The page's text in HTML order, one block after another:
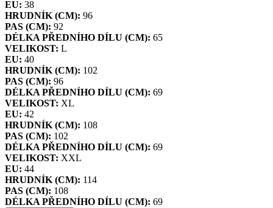
EU: 38
HRUDNÍK (CM): 96
PAS (CM): 92
DÉLKA PŘEDNÍHO DÍLU (CM): 65
VELIKOST: L
EU: 40
HRUDNÍK (CM): 102
PAS (CM): 96
DÉLKA PŘEDNÍHO DÍLU (CM): 69
VELIKOST: XL
EU: 42
HRUDNÍK (CM): 108
PAS (CM): 102
DÉLKA PŘEDNÍHO DÍLU (CM): 69
VELIKOST: XXL
EU: 44
HRUDNÍK (CM): 114
PAS (CM): 108
DÉLKA PŘEDNÍHO DÍLU (CM): 69